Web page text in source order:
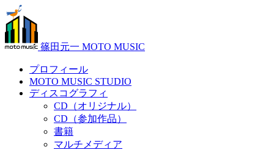
篠田元一 MOTO MUSIC
プロフィール
MOTO MUSIC STUDIO
ディスコグラフィ
CD（オリジナル）
CD（参加作品）
書籍
マルチメディア